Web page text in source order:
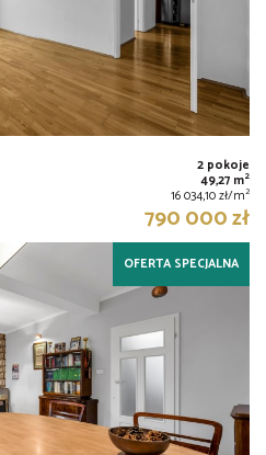
2 pokoje
49,27 m2
16 034,10 zł/m2
790 000 zł
OFERTA SPECJALNA